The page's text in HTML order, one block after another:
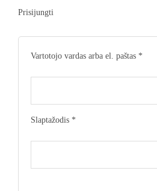
Prisijungti
Vartotojo vardas arba el. paštas *
Slaptažodis *